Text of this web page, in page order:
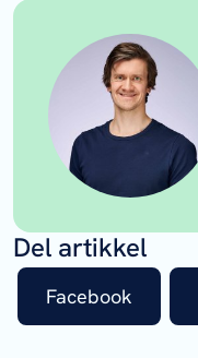
Del artikkel
Facebook